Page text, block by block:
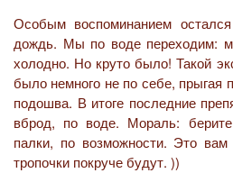
Особым воспоминанием
дождь. Мы по воде переходим:
холодно. Но круто было! Такой
было немного не по себе, прыгая
подошва. В итоге последние
вброд, по воде. Мораль:
палки, по возможности. Это
тропочки покруче будут. ))